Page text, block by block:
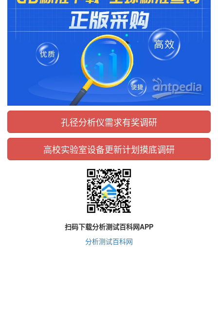
孔径分析仪需求有奖调研
高校实验室设备更新计划摸底调研
扫码下载分析测试百科网APP
分析测试百科网